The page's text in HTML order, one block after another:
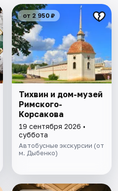
от 2 950 ₽
Тихвин и дом-музей
Римского-
Корсакова
19 сентября 2026 •
суббота
Автобусные экскурсии (от
м. Дыбенко)